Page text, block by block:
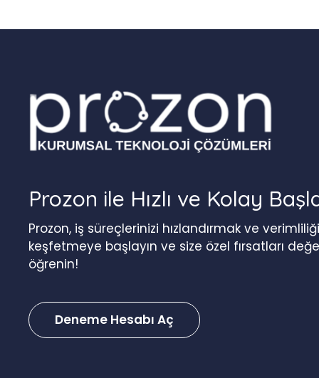
Prozon ile Hızlı ve Kolay
Prozon, iş süreçlerinizi hızlandırmak ve
keşfetmeye başlayın ve size özel fırsatları
öğrenin!
Deneme Hesabı Aç